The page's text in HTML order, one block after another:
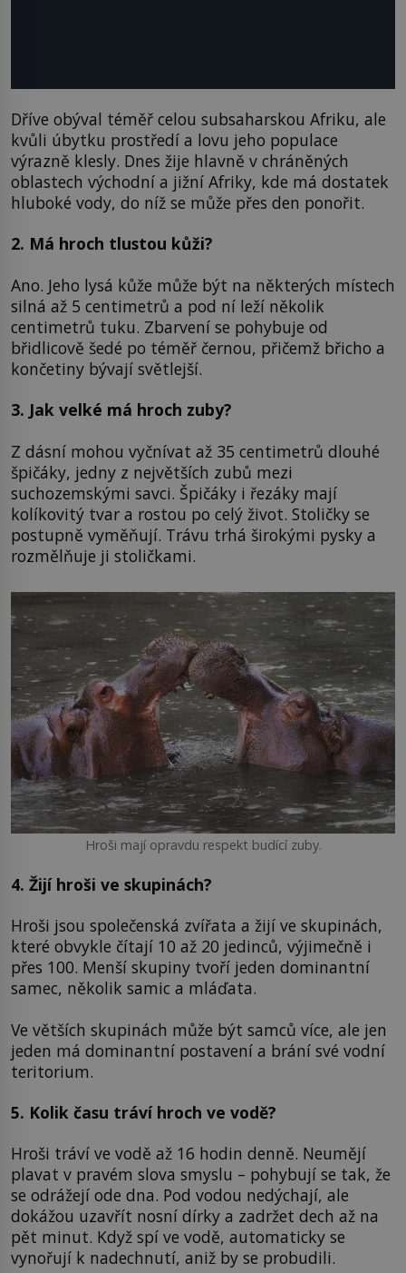
Dříve obýval téměř celou subsaharskou Afriku, ale
kvůli úbytku prostředí a lovu jeho populace
výrazně klesly. Dnes žije hlavně v chráněných
oblastech východní a jižní Afriky, kde má dostatek
hluboké vody, do níž se může přes den ponořit.
2. Má hroch tlustou kůži?
Ano. Jeho lysá kůže může být na některých místech
silná až 5 centimetrů a pod ní leží několik
centimetrů tuku. Zbarvení se pohybuje od
břidlicově šedé po téměř černou, přičemž břicho a
končetiny bývají světlejší.
3. Jak velké má hroch zuby?
Z dásní mohou vyčnívat až 35 centimetrů dlouhé
špičáky, jedny z největších zubů mezi
suchozemskými savci. Špičáky i řezáky mají
kolíkovitý tvar a rostou po celý život. Stoličky se
postupně vyměňují. Trávu trhá širokými pysky a
rozmělňuje ji stoličkami.
Hroši mají opravdu respekt budící zuby.
4. Žijí hroši ve skupinách?
Hroši jsou společenská zvířata a žijí ve skupinách,
které obvykle čítají 10 až 20 jedinců, výjimečně i
přes 100. Menší skupiny tvoří jeden dominantní
samec, několik samic a mláďata.
Ve větších skupinách může být samců více, ale jen
jeden má dominantní postavení a brání své vodní
teritorium.
5. Kolik času tráví hroch ve vodě?
Hroši tráví ve vodě až 16 hodin denně. Neumějí
plavat v pravém slova smyslu – pohybují se tak, že
se odrážejí ode dna. Pod vodou nedýchají, ale
dokážou uzavřít nosní dírky a zadržet dech až na
pět minut. Když spí ve vodě, automaticky se
vynořují k nadechnutí, aniž by se probudili.